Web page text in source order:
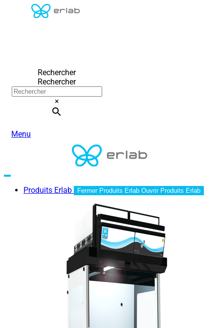
Rechercher
Rechercher
×
Menu
Produits Erlab Fermer Produits Erlab Ouvrir Produits Erlab